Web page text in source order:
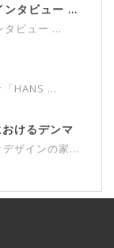
ンタビュー ...
タビュー ...
HANS ...
けるデンマ
ザインの家...